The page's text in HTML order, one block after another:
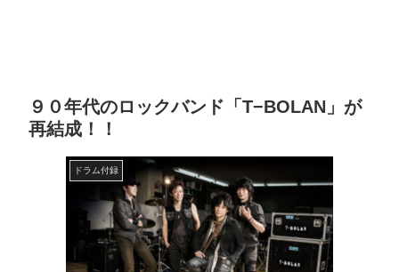
９０年代のロックバンド「T−BOLAN」が
再結成！！
ドラム付録